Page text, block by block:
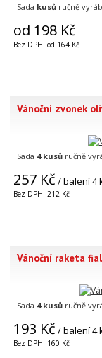
Sada kusů ručně
od 198 Kč
Bez DPH: od 164 Kč
Vánoční zvonek
Sada 4 kusů ručně
257 Kč / balení 4
Bez DPH: 212 Kč
Vánoční raketa
Sada 4 kusů ručně
193 Kč / balení 4
Bez DPH: 160 Kč